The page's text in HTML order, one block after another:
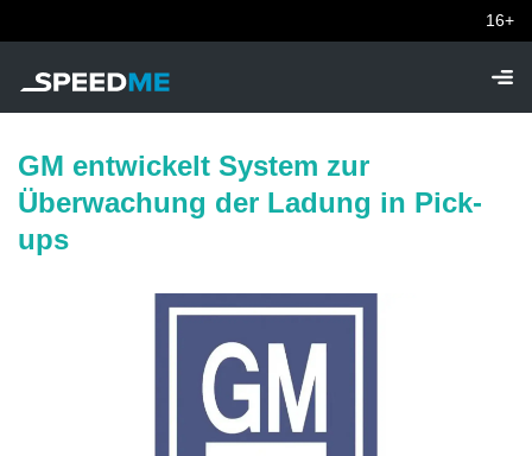
16+
GM entwickelt System zur
Überwachung der Ladung in Pick-
ups